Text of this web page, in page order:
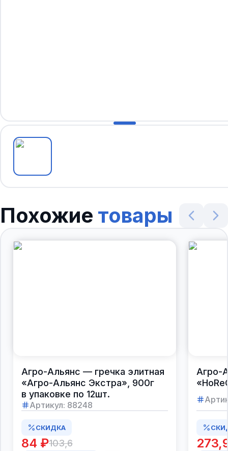
Похожие товары
Агро-Альянс — гречка элитная
«Агро-Альянс Экстра», 900г
в упаковке по 12шт.
Артикул: 88248
СКИДКА
84 ₽103,6
Агро-